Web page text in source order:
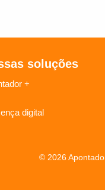
soluções
+
digital
© 2026